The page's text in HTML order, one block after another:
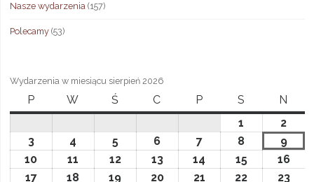
Nasze wydarzenia(157)
Polecamy(53)
Wydarzenia w miesiącu sierpień 2026
Pponiedziałek
W wtorekŚśroda C czwartek
Ppiątek S sobotaN
1
sierpnia,
2026
2
2026
33
sierpnia,
2026
4
sierpnia,
2026
55
sierpnia,
2026
6
sierpnia,
2026
77
sierpnia,
2026
8
sierpnia,
2026
99
2026
10
sierpnia,
11
sierpnia,
1212
sierpnia,
1313
sierpnia,
14
sierpnia,
1515
sierpnia,
1616
1717
18 19 2020
21 22 2323